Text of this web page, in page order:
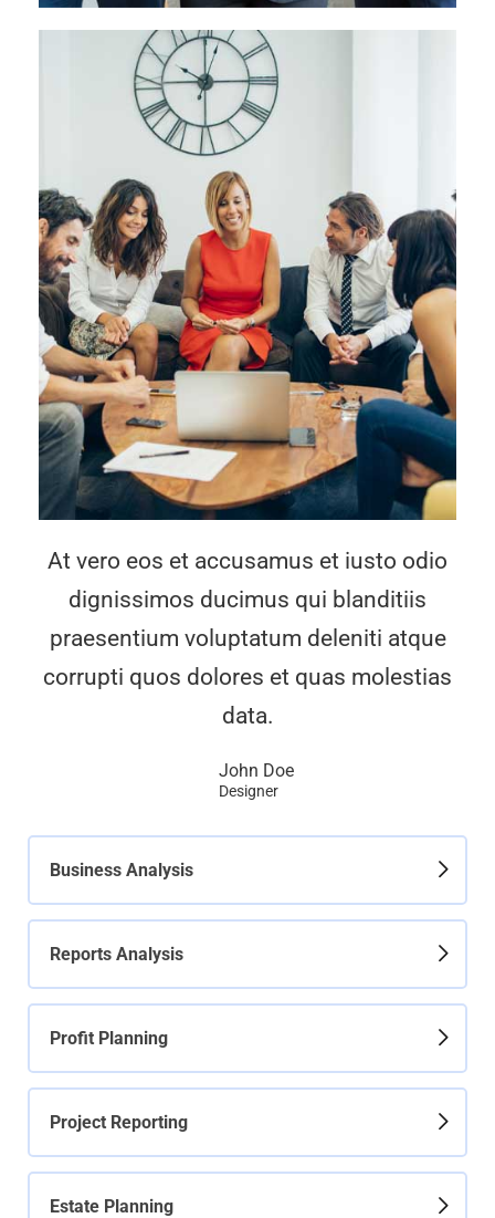
At vero eos et accusamus et iusto odio
dignissimos ducimus qui blanditiis
praesentium voluptatum deleniti atque
corrupti quos dolores et quas molestias
data.
John Doe
Designer
Business Analysis
Reports Analysis
Profit Planning
Project Reporting
Estate Planning